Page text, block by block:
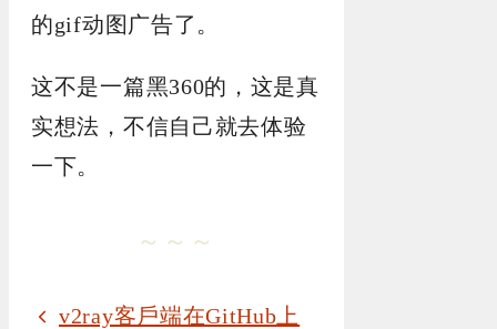
的gif动图广告了。
这不是一篇黑360的，这是真
实想法，不信自己就去体验
一下。
～～～
v2ray客戶端在GitHub上